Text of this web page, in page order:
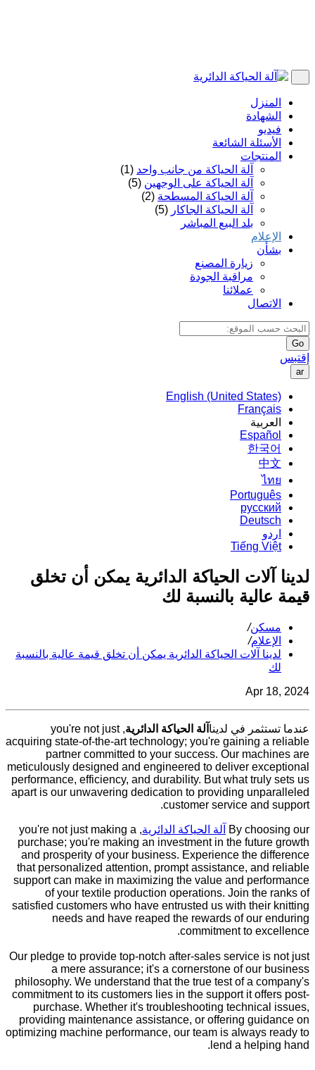
المنزل
الشهادة
فيديو
الأسئلة الشائعة
المنتجات
آلة الحياكة من جانب واحد (1)
آلة الحياكة على الوجهين (5)
آلة الحياكة المسطحة (2)
آلة الحياكة الجاكار (5)
بلد البيع المباشر
الإعلام
بشأن
زيارة المصنع
مراقبة الجودة
عملائنا
الاتصال
Go
إقتبس
ar
English (United States)
Français
العربية
Español
한국어
中文
ไทย
Português
русский
Deutsch
اردو
Tiếng Việt
لدينا آلات الحياكة الدائرية يمكن أن تخلق
قيمة عالية بالنسبة لك
مسكن/
الإعلام/
لدينا آلات الحياكة الدائرية يمكن أن تخلق قيمة عالية بالنسبة
لك
Apr 18, 2024
عندما تستثمر في لدينا آلة الحياكة الدائرية , you're not just
acquiring state-of-the-art technology; you're gaining a reliable
partner committed to your success. Our machines are
meticulously designed and engineered to deliver exceptional
performance, efficiency, and durability. But what truly sets us
apart is our unwavering dedication to providing unparalleled
customer service and support.
By choosing our آلة الحياكة الدائرية , you're not just making a
purchase; you're making an investment in the future growth
and prosperity of your business. Experience the difference
that personalized attention, prompt assistance, and reliable
support can make in maximizing the value and performance
of your textile production operations. Join the ranks of
satisfied customers who have entrusted us with their knitting
needs and have reaped the rewards of our enduring
commitment to excellence.
Our pledge to provide top-notch after-sales service is not just
a mere assurance; it's a cornerstone of our business
philosophy. We understand that the true test of a company's
commitment to its customers lies in the support it offers post-
purchase. Whether it's troubleshooting technical issues,
providing maintenance assistance, or offering guidance on
optimizing machine performance, our team is always ready to
lend a helping hand.